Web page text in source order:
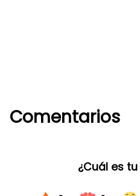
Comentarios